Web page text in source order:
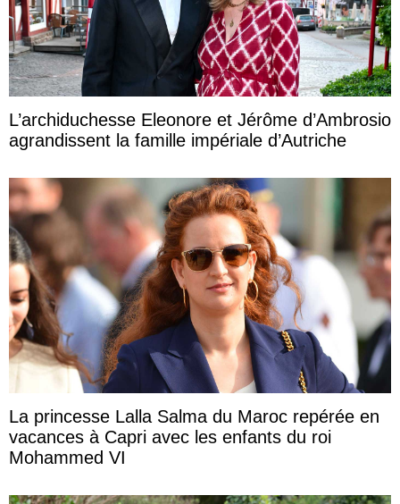
L’archiduchesse Eleonore et Jérôme d’Ambrosio
agrandissent la famille impériale d’Autriche
La princesse Lalla Salma du Maroc repérée en
vacances à Capri avec les enfants du roi
Mohammed VI